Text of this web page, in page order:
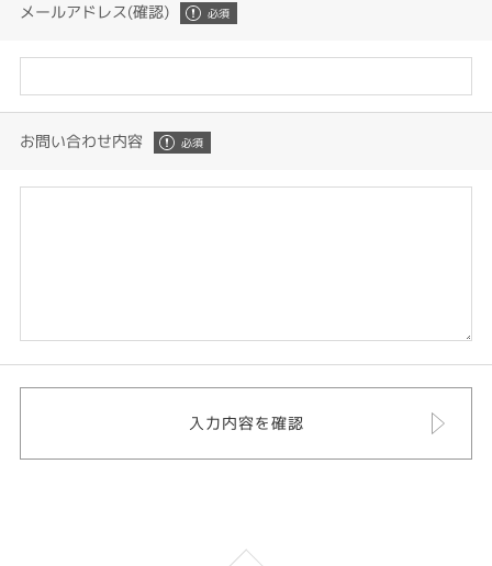
メールアドレス(確認)
お問い合わせ内容